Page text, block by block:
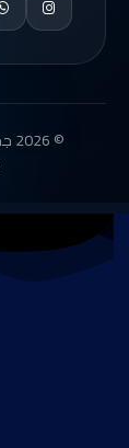
© 2026 جميع الحقوق محفوظة - طواف لمعدات المغاسل